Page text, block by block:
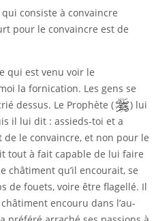
consiste à convaincre
pour le convaincre est de
qui est venu voir le
la fornication. Les gens se
dessus. Le Prophète (
) lui
il lui dit : assieds-toi et a
le convaincre, et non pour le
tout à fait capable de lui faire
châtiment qu’il encourait, se
de fouets, voire être flagellé. Il
encouru dans l’au-